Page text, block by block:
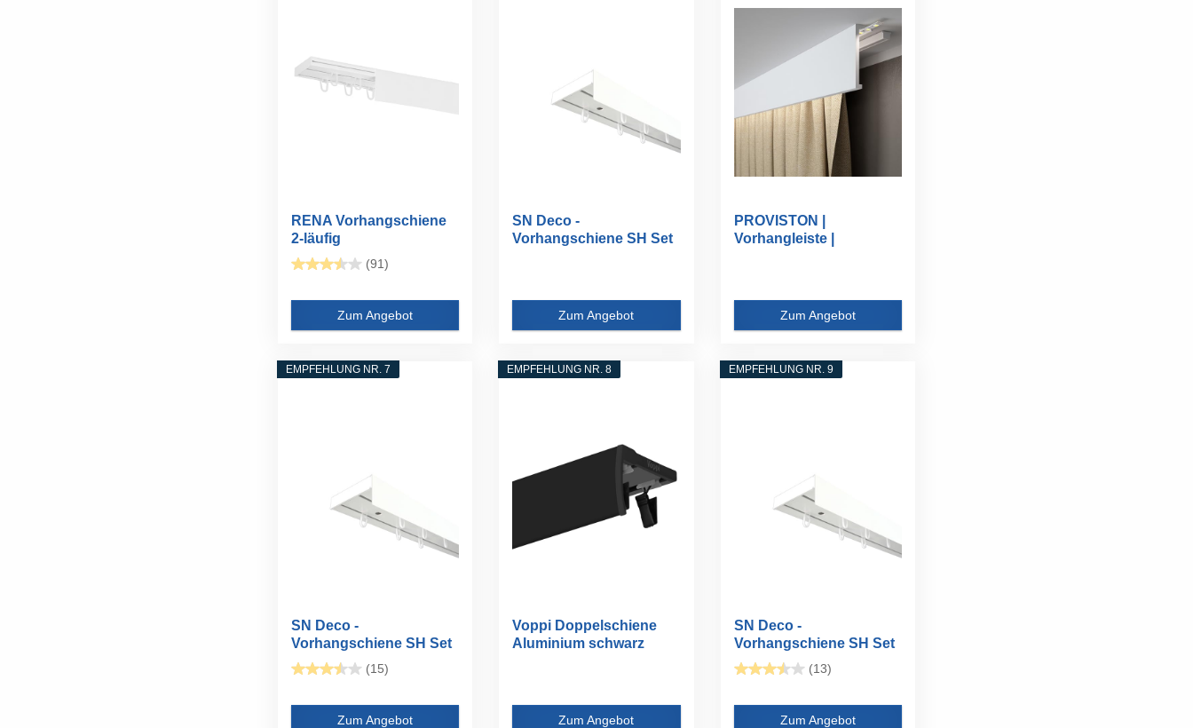
RENA Vorhangschiene
2-läufig
Gardinenschiene aus...
(91)
Zum Angebot
SN Deco -
Vorhangschiene SH Set
Zum Angebot
PROVISTON |
Vorhangleiste |
Zum Angebot
EMPFEHLUNG NR. 7
SN Deco -
Vorhangschiene SH Set
2-läufig...
(15)
Zum Angebot
EMPFEHLUNG NR. 8
Voppi Doppelschiene
Aluminium schwarz
Zum Angebot
EMPFEHLUNG NR. 9
SN Deco -
Vorhangschiene SH Set
2-läufig...
(13)
Zum Angebot